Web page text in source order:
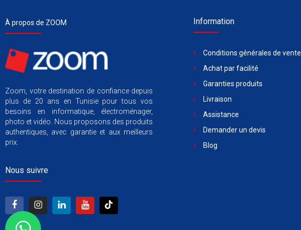
À propos de ZOOM
Zoom, votre destination de confiance depuis
plus de 20 ans en Tunisie pour tous vos
besoins en informatique, électroménager,
photo et vidéo. Nous proposons des produits
authentiques, avec garantie et aux meilleurs
prix.
Nous suivre
Information
Conditions générales de vente
Achat par facilité
Garanties produits
Livraison
Assistance
Demander un devis
Blog